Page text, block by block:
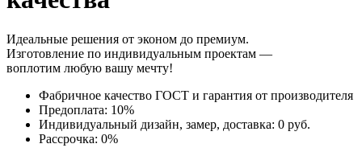
Идеальные решения от эконом до премиум.
Изготовление по индивидуальным проектам —
воплотим любую вашу мечту!
Фабричное качество ГОСТ и гарантия от производителя
Предоплата: 10%
Индивидуальный дизайн, замер, доставка: 0 руб.
Рассрочка: 0%